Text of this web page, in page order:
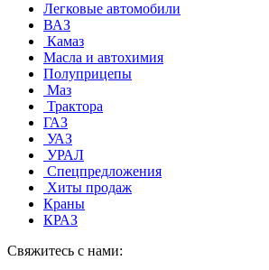
Легковые автомобили
ВАЗ
Камаз
Масла и автохимия
Полуприцепы
Маз
Трактора
ГАЗ
УАЗ
УРАЛ
Спецпредложения
Хиты продаж
Краны
КРАЗ
Свяжитесь с нами: